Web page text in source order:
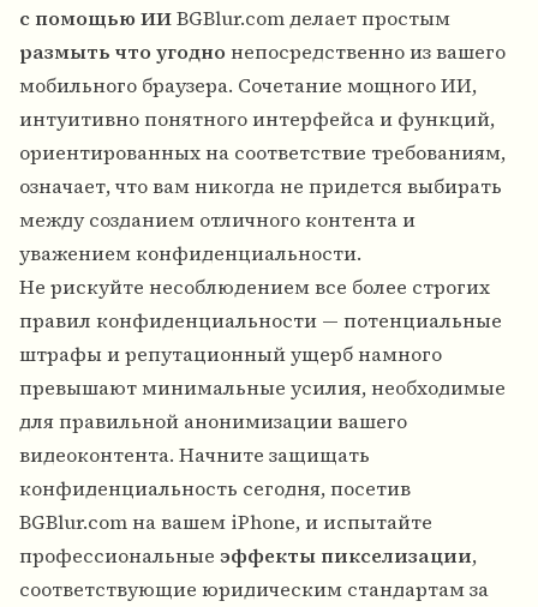
с помощью ИИBGBlur.com делает простым
размыть что угодно непосредственно из вашего
мобильного браузера. Сочетание мощного ИИ,
интуитивно понятного интерфейса и функций,
ориентированных на соответствие требованиям,
означает, что вам никогда не придется выбирать
между созданием отличного контента и
уважением конфиденциальности.
Не рискуйте несоблюдением все более строгих
правил конфиденциальности — потенциальные
штрафы и репутационный ущерб намного
превышают минимальные усилия, необходимые
для правильной анонимизации вашего
видеоконтента. Начните защищать
конфиденциальность сегодня, посетив
BGBlur.com на вашем iPhone, и испытайте
профессиональные эффекты пикселизации,
соответствующие юридическим стандартам за